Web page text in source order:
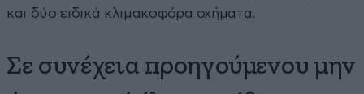
και δύο ειδικά κλιμακοφόρα οχήματα.
Σε συνέχεια προηγούμενου μην